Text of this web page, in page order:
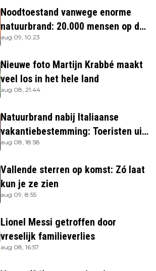
Noodtoestand vanwege enorme
natuurbrand: 20.000 mensen op de
vlucht
aug 09, 10:23
Nieuwe foto Martijn Krabbé maakt
veel los in het hele land
aug 08, 21:44
Natuurbrand nabij Italiaanse
vakantiebestemming: Toeristen uit
verblijven gehaald
aug 08, 18:58
Vallende sterren op komst: Zó laat
kun je ze zien
aug 09, 8:55
Lionel Messi getroffen door
vreselijk familieverlies
aug 08, 16:57